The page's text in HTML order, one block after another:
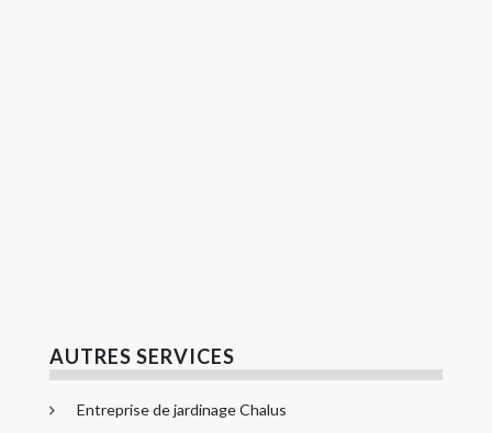
AUTRES SERVICES
Entreprise de jardinage Chalus